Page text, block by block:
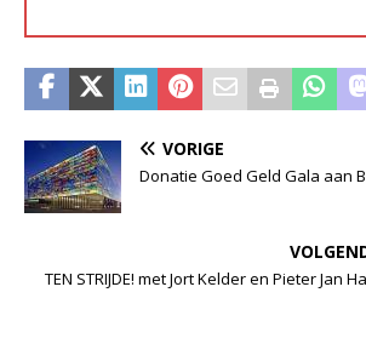
VORIGE
Donatie Goed Geld Gala aan
TEN STRIJDE! met Jort Kelder en Pieter Jan